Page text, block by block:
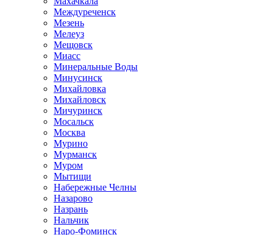
Междуреченск
Мезень
Мелеуз
Мещовск
Миасс
Минеральные Воды
Минусинск
Михайловка
Михайловск
Мичуринск
Мосальск
Москва
Мурино
Мурманск
Муром
Мытищи
Набережные Челны
Назарово
Назрань
Нальчик
Наро-Фоминск